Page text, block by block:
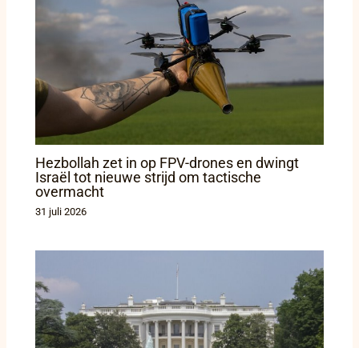
Hezbollah zet in op FPV-drones en dwingt
Israël tot nieuwe strijd om tactische
overmacht
31 juli 2026